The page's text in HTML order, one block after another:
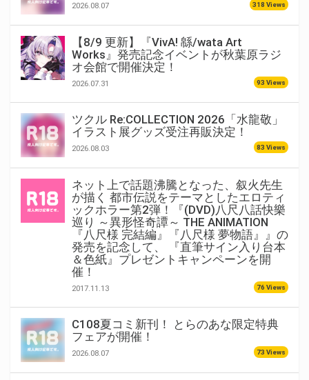
2026.08.07 318 Views
【8/9 更新】『VivA! 緜/wata Art
Works』発売記念イベントが秋葉原ラジ
オ会館で開催決定！
2026.07.31 93 Views
ツクル Re:COLLECTION 2026「水龍敬」
イラスト展グッズ受注再販決定！
2026.08.03 83 Views
ネット上で話題沸騰となった、叙火先生
が描く 都市伝説をテーマとしたエロティ
ックホラー第2弾！『(DVD)八尺八話快樂
巡り ～異形怪奇譚～ THE ANIMATION
『八尺様 完結編』『八尺様 夢物語』』の
発売を記念して、 『直筆サイン入り台本
＆色紙』プレゼントキャンペーンを開
催！
2017.11.13 76 Views
C108夏コミ新刊！ とらのあな限定特典
フェアが開催！
2026.08.07 73 Views